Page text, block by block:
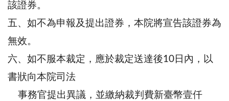
該證券。
五、如不為申報及提出證券，本院將宣告該證券為
無效。
六、如不服本裁定，應於裁定送達後10日內，以
書狀向本院司法
事務官提出異議，並繳納裁判費新臺幣壹仟